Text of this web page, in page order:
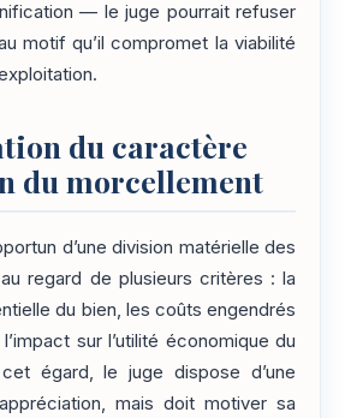
— le juge pourrait refuser
motif qu’il compromet la viabilité
du caractère
du morcellement
d’une division matérielle des
regard de plusieurs critères : la
du bien, les coûts engendrés
sur l’utilité économique du
égard, le juge dispose d’une
mais doit motiver sa